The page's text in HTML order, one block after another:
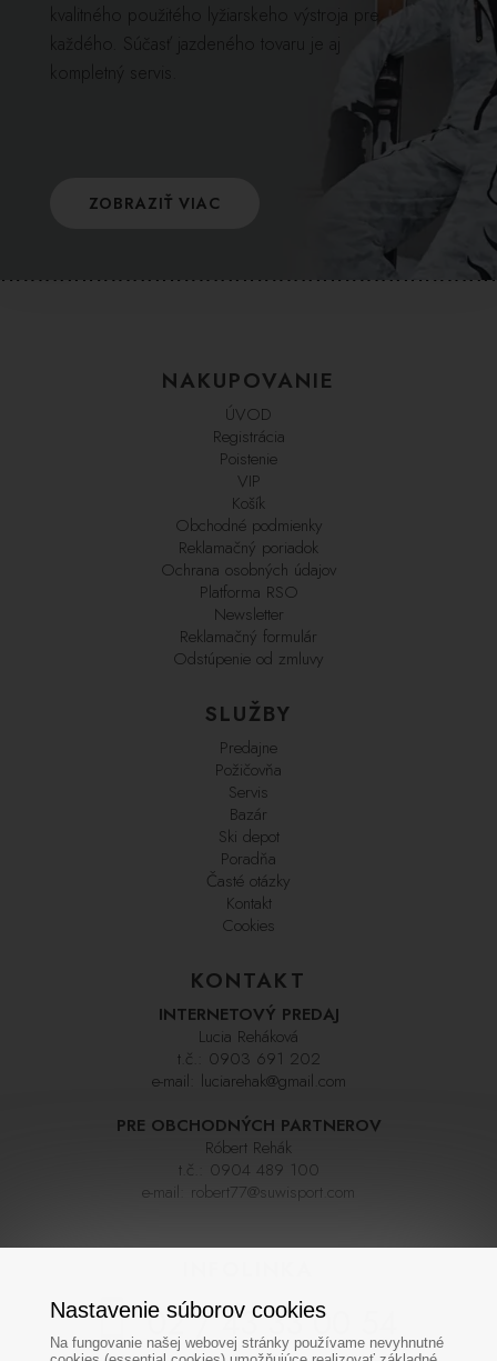
kvalitného použitého lyžiarskeho výstroja pre
každého. Súčasť jazdeného tovaru je aj
kompletný servis.
ZOBRAZIŤ VIAC
NAKUPOVANIE
ÚVOD
Registrácia
Poistenie
VIP
Košík
Obchodné podmienky
Reklamačný poriadok
Ochrana osobných údajov
Platforma RSO
Newsletter
Reklamačný formulár
Odstúpenie od zmluvy
SLUŽBY
Predajne
Požičovňa
Servis
Bazár
Ski depot
Poradňa
Časté otázky
Kontakt
Cookies
KONTAKT
INTERNETOVÝ PREDAJ
Lucia Reháková
t.č.: 0903 691 202
e-mail: luciarehak@gmail.com
PRE OBCHODNÝCH PARTNEROV
Róbert Rehák
t.č.: 0904 489 100
e-mail: robert77@suwisport.com
02 / 43 33 00 54
Nastavenie súborov cookies
Na fungovanie našej webovej stránky používame nevyhnutné